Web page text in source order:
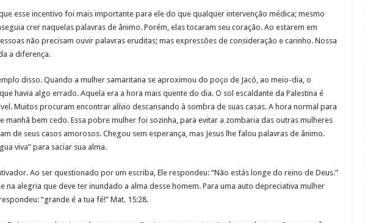
esse incentivo foi mais importante para ele do que qualquer intervenção médica; mesmo
crer naquelas palavras de ânimo. Porém, elas tocaram seu coração. Ao estarem em
não precisam ouvir palavras eruditas; mas expressões de consideração e carinho. Nossa
a diferença.
disso. Quando a mulher samaritana se aproximou do poço de Jacó, ao meio-dia, o
havia algo errado. Aquela era a hora mais quente do dia. O sol escaldante da Palestina é
Muitos procuram encontrar alívio descansando à sombra de suas casas. A hora normal para
manhã bem cedo. Essa pobre mulher foi sozinha, para evitar a zombaria das outras mulheres
de seus casos amorosos. Chegou sem esperança, mas Jesus lhe falou palavras de ânimo.
viva” para saciar sua alma.
Ao ser questionado por um escriba, Ele respondeu: “Não estás longe do reino de Deus.”
na alegria que deve ter inundado a alma desse homem. Para uma auto depreciativa mulher
“grande é a tua fé!” Mat. 15:28.